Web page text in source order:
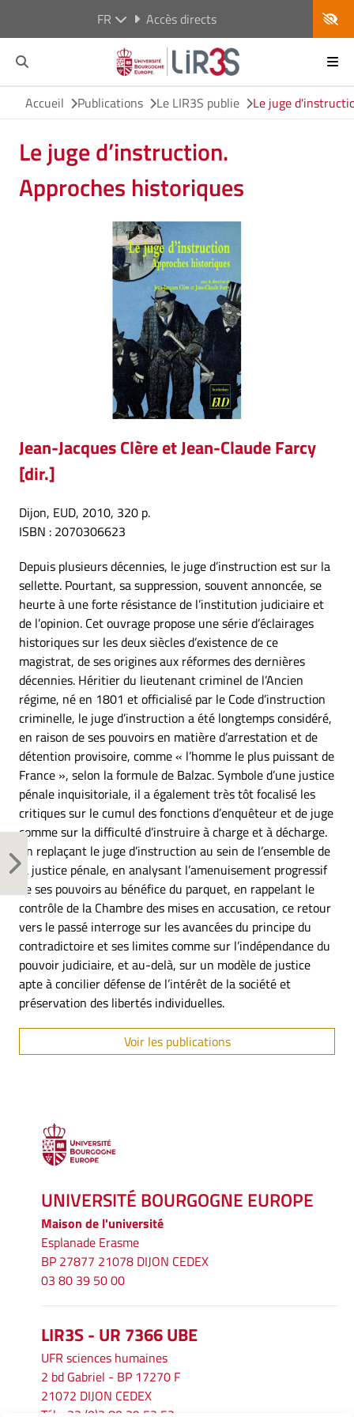
FR Accès directs
Accueil Publications Le LIR3S publie Le juge
Le juge d’instruction.
Approches historiques
Jean-Jacques Clère et Jean-Claude Farcy
[dir.]
Dijon, EUD, 2010, 320 p.
ISBN : 2070306623
Depuis plusieurs décennies, le juge d’instruction est sur la
sellette. Pourtant, sa suppression, souvent annoncée, se
heurte à une forte résistance de l’institution judiciaire et
de l’opinion. Cet ouvrage propose une série d’éclairages
historiques sur les deux siècles d’existence de ce
magistrat, de ses origines aux réformes des dernières
décennies. Héritier du lieutenant criminel de l’Ancien
régime, né en 1801 et officialisé par le Code d’instruction
criminelle, le juge d’instruction a été longtemps considéré,
en raison de ses pouvoirs en matière d’arrestation et de
détention provisoire, comme « l’homme le plus puissant de
France », selon la formule de Balzac. Symbole d’une justice
pénale inquisitoriale, il a également très tôt focalisé les
critiques sur le cumul des fonctions d’enquêteur et de juge
comme sur la difficulté d’instruire à charge et à décharge.
En replaçant le juge d’instruction au sein de l’ensemble de
la justice pénale, en analysant l’amenuisement progressif
de ses pouvoirs au bénéfice du parquet, en rappelant le
contrôle de la Chambre des mises en accusation, ce retour
vers le passé interroge sur les avancées du principe du
contradictoire et ses limites comme sur l’indépendance du
pouvoir judiciaire, et au-delà, sur un modèle de justice
apte à concilier défense de l’intérêt de la société et
préservation des libertés individuelles.
Voir les publications
UNIVERSITÉ BOURGOGNE EUROPE
Maison de l'université
Esplanade Erasme
BP 27877 21078 DIJON CEDEX
03 80 39 50 00
LIR3S - UR 7366 UBE
UFR sciences humaines
2 bd Gabriel - BP 17270 F
21072 DIJON CEDEX